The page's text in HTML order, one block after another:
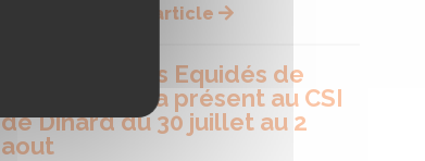
Lire la suite de l'article
Le conseil des Equidés de
Bretagne sera présent au CSI
de Dinard du 30 juillet au 2
aout